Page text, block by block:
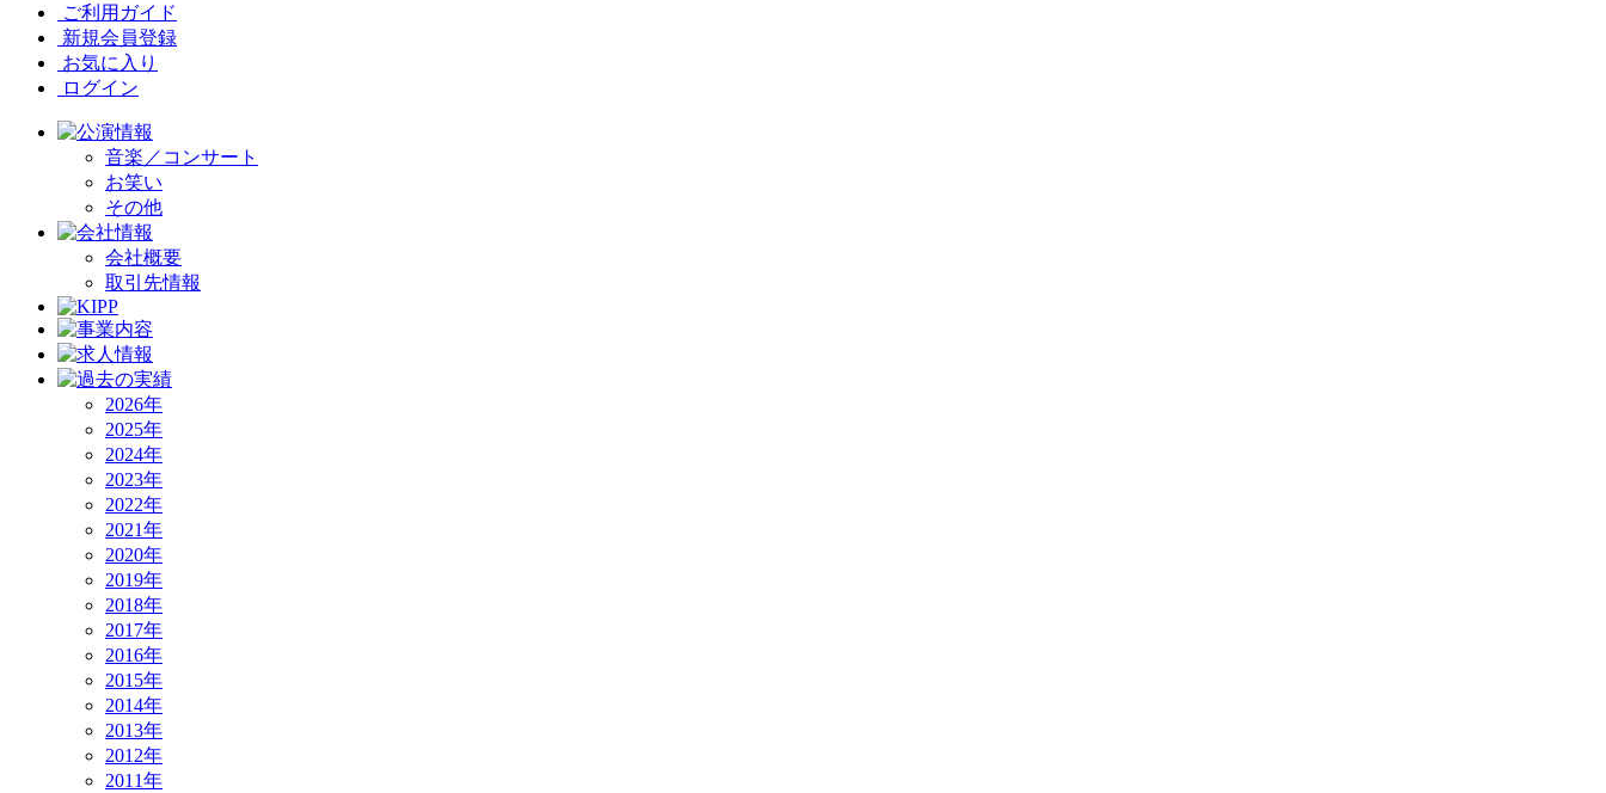
ご利用ガイド
新規会員登録
お気に入り
ログイン
音楽／コンサート
お笑い
その他
会社概要
取引先情報
2026年
2025年
2024年
2023年
2022年
2021年
2020年
2019年
2018年
2017年
2016年
2015年
2014年
2013年
2012年
2011年